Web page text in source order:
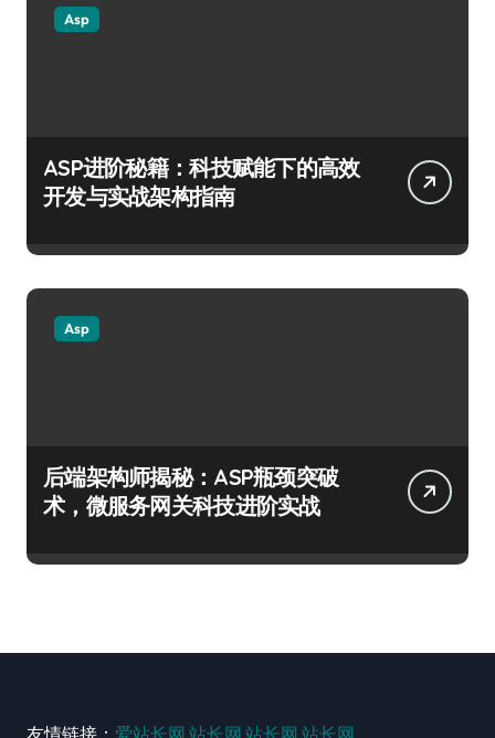
Asp
ASP进阶秘籍：科技赋能下的高效
开发与实战架构指南
Asp
后端架构师揭秘：ASP瓶颈突破
术，微服务网关科技进阶实战
友情链接： 爱站长网 站长网 站长网 站长网